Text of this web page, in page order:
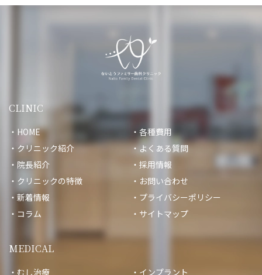
CLINIC
HOME
クリニック紹介
院長紹介
クリニックの特徴
新着情報
コラム
各種費用
よくある質問
採用情報
お問い合わせ
プライバシーポリシー
サイトマップ
MEDICAL
むし治療 インプラント